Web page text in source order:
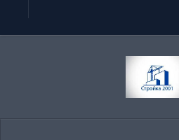
Перейти к